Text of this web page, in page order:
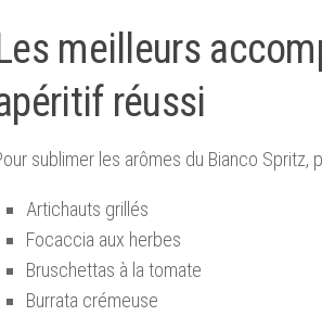
meilleurs
réussi
sublimer les arômes du Bianco
Artichauts grillés
Focaccia aux herbes
Bruschettas à la tomate
Burrata crémeuse